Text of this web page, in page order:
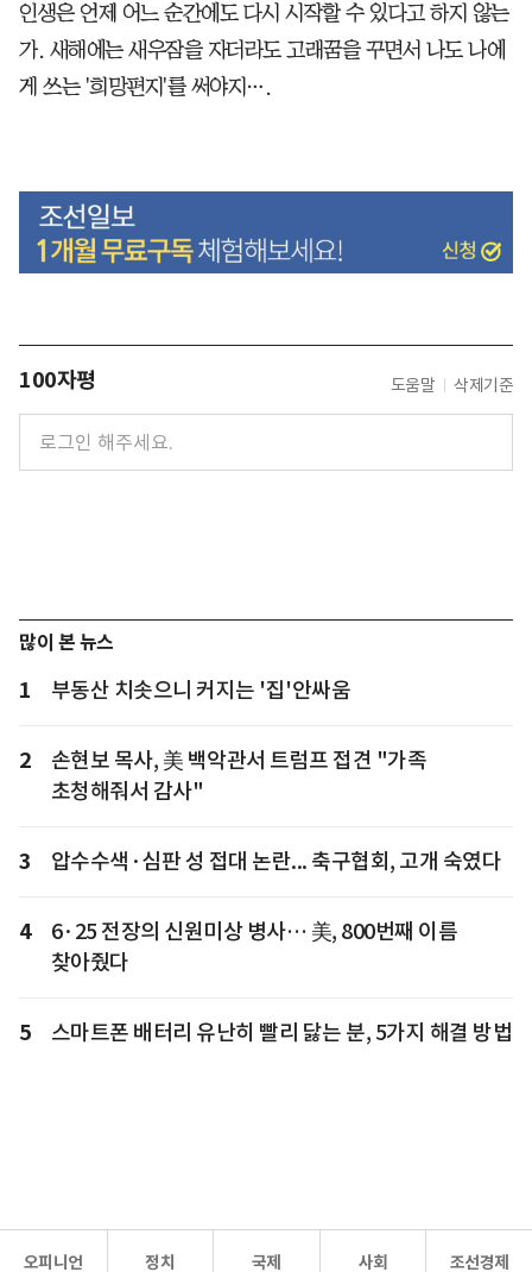
인생은 언제 어느 순간에도 다시 시작할 수 있다고 하지 않는
가. 새해에는 새우잠을 자더라도 고래꿈을 꾸면서 나도 나에
게 쓰는 '희망편지'를 써야지….
100자평 도움말 삭제기준
많이 본 뉴스
1 부동산 치솟으니 커지는 '집'안싸움
2
손현보 목사, 美 백악관서 트럼프 접견 "가족
초청해줘서 감사"
3 압수수색·심판 성 접대 논란... 축구협회, 고개 숙였다
4
6·25 전장의 신원미상 병사… 美, 800번째 이름
찾아줬다
5 스마트폰 배터리 유난히 빨리 닳는 분, 5가지 해결 방법
오피니언 정치 국제 사회 조선경제